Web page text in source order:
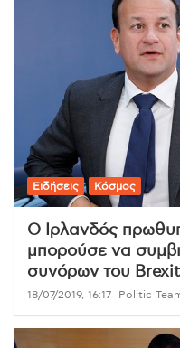
Ειδήσεις Κόσμος
Ο Ιρλανδός
μπορούσε να
συνόρων του Brexit
18/07/2019, 16:17 Politic